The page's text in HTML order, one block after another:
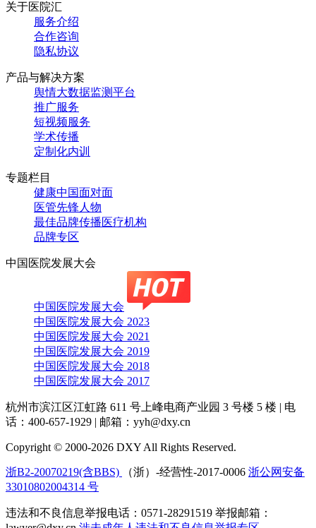
关于医院汇
服务介绍
合作咨询
隐私协议
产品与解决方案
舆情大数据监测平台
推广服务
短视频服务
学术传播
定制化内训
专题栏目
健康中国面对面
医管先锋人物
最佳品牌传播医疗机构
品牌专区
中国医院发展大会
中国医院发展大会
中国医院发展大会 2023
中国医院发展大会 2021
中国医院发展大会 2019
中国医院发展大会 2018
中国医院发展大会 2017
杭州市滨江区江虹路 611 号上峰电商产业园 3 号楼 5 楼 | 电
话：400-657-1929 | 邮箱：yyh@dxy.cn
Copyright © 2000-2026 DXY All Rights Reserved.
浙B2-20070219(含BBS) （浙）-经营性-2017-0006 浙公网安备
33010802004314 号
违法和不良信息举报电话：0571-28291519 举报邮箱：